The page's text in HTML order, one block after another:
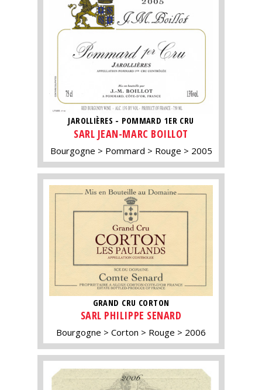
JAROLLIÈRES - POMMARD 1ER CRU
SARL JEAN-MARC BOILLOT
Bourgogne Pommard Rouge 2005
GRAND CRU CORTON
SARL PHILIPPE SENARD
Bourgogne Corton Rouge 2006